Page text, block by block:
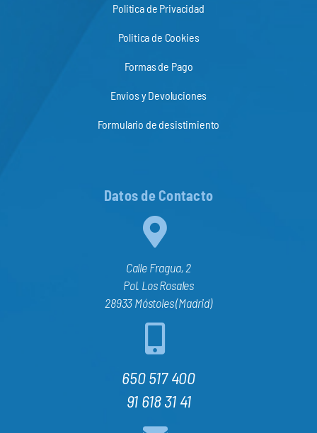
Politica de Privacidad
Politica de Cookies
Formas de Pago
Envios y Devoluciones
Formulario de desistimiento
Datos de Contacto
Calle Fragua, 2
Pol. Los Rosales
28933 Móstoles (Madrid)
650 517 400
91 618 31 41